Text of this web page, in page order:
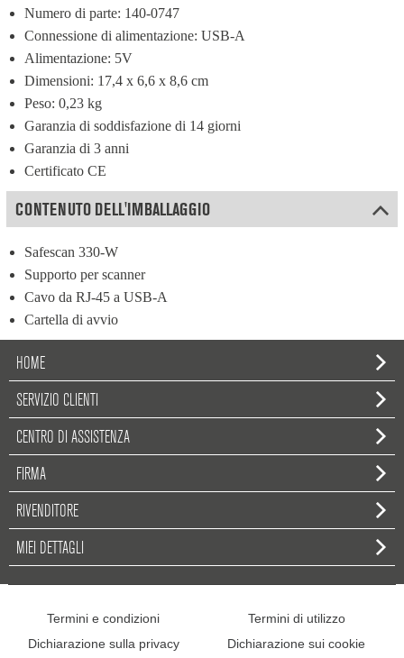
Numero di parte: 140-0747
Connessione di alimentazione: USB-A
Alimentazione: 5V
Dimensioni: 17,4 x 6,6 x 8,6 cm
Peso: 0,23 kg
Garanzia di soddisfazione di 14 giorni
Garanzia di 3 anni
Certificato CE
CONTENUTO DELL'IMBALLAGGIO
Safescan 330-W
Supporto per scanner
Cavo da RJ-45 a USB-A
Cartella di avvio
HOME
SERVIZIO CLIENTI
CENTRO DI ASSISTENZA
FIRMA
RIVENDITORE
MIEI DETTAGLI
Termini e condizioni
Termini di utilizzo
Dichiarazione sulla privacy
Dichiarazione sui cookie